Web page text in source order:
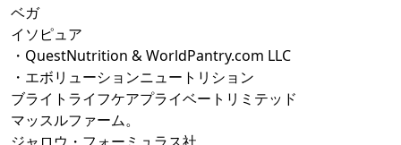
ベガ
イソピュア
・QuestNutrition & WorldPantry.com LLC
・エボリューションニュートリション
ブライトライフケアプライベートリミテッド
マッスルファーム。